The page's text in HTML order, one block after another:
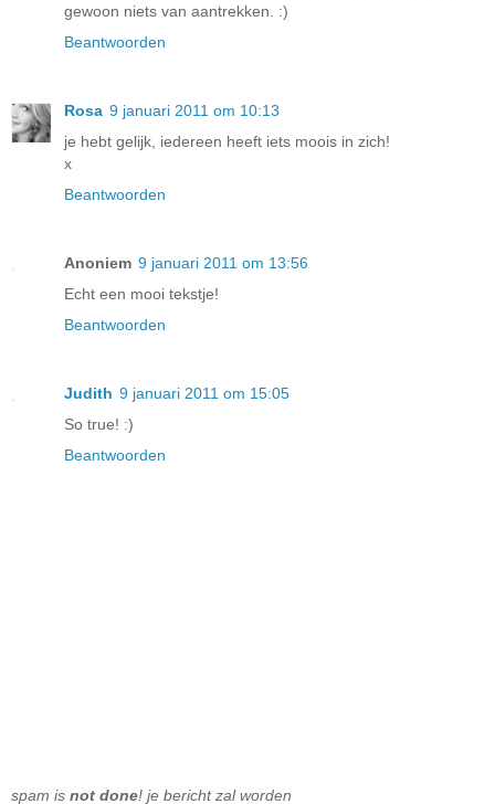
gewoon niets van aantrekken. :)
Beantwoorden
Rosa 9 januari 2011 om 10:13
je hebt gelijk, iedereen heeft iets moois in zich!
x
Beantwoorden
Anoniem 9 januari 2011 om 13:56
Echt een mooi tekstje!
Beantwoorden
Judith 9 januari 2011 om 15:05
So true! :)
Beantwoorden
spam is not done! je bericht zal worden